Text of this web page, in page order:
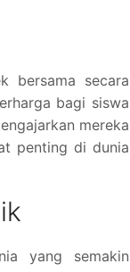
bersama secara
bagi siswa
mereka
penting di dunia
yang semakin